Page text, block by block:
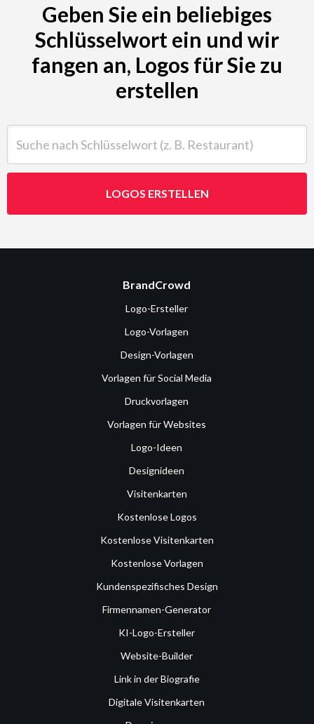
Geben Sie ein beliebiges
Schlüsselwort ein und wir
fangen an, Logos für Sie zu
erstellen
LOGOS ERSTELLEN
BrandCrowd
Logo-Ersteller
Logo-Vorlagen
Design-Vorlagen
Vorlagen für Social Media
Druckvorlagen
Vorlagen für Websites
Logo-Ideen
Designideen
Visitenkarten
Kostenlose Logos
Kostenlose Visitenkarten
Kostenlose Vorlagen
Kundenspezifisches Design
Firmennamen-Generator
KI-Logo-Ersteller
Website-Builder
Link in der Biografie
Digitale Visitenkarten